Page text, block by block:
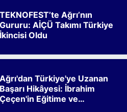
TEKNOFEST’te Ağrı’nın
Gururu: AİÇÜ Takımı Türkiye
İkincisi Oldu
Ağrı'dan Türkiye'ye Uzanan
Başarı Hikâyesi: İbrahim
Çeçen'in Eğitime ve